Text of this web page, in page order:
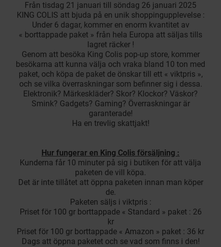
Från tisdag 21 januari till söndag 26 januari 2025
KING COLIS att bjuda på en unik shoppingupplevelse :
Under 6 dagar, kommer en enorm kvantitet av
« borttappade paket » från hela Europa att säljas tills
lagret räcker !
Genom att besöka King Colis pop-up store, kommer
besökarna att kunna välja och vraka bland 10 ton med
paket, och köpa de paket de önskar till ett « viktpris »,
och se vilka överraskningar som befinner sig i dessa.
Elektronik? Märkeskläder? Skor? Klockor? Väskor?
Smink? Gadgets? Gaming? Överraskningar är
garanterade!
Ha en trevlig skattjakt!
Hur fungerar en King Colis försäljning :
Kunderna får 10 minuter på sig i butiken för att välja
paketen de vill köpa.
Det är inte tillåtet att öppna paketen innan man köper
de.
Paketen säljs i viktpris :
Priset för 100 gr borttappade « Standard » paket : 26
kr
Priset för 100 gr borttappade « Amazon » paket : 36 kr
Dags att öppna paketet och se vad som finns i den!